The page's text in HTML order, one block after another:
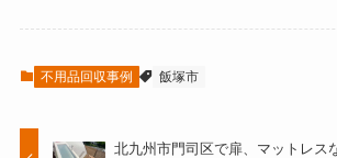
不用品回収事例 飯塚市
北九州市門司区で扉、マットレス